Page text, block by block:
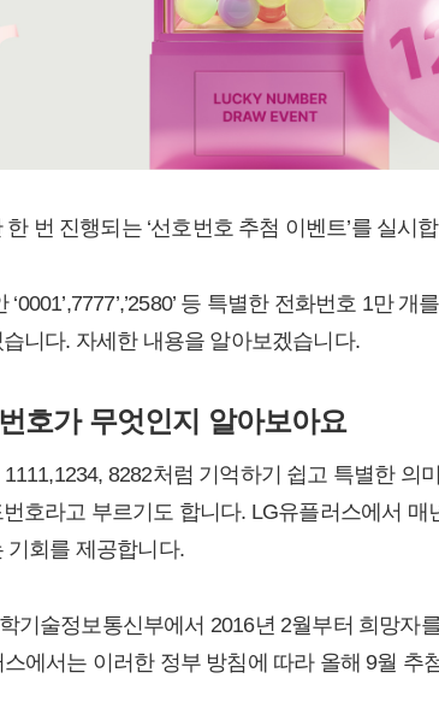
번 진행되는 ‘선호번호 추첨 이벤트’를 실시
등 특별한 전화번호 1만
니다. 자세한 내용을 알아보겠습니다.
호가 무엇인지 알아보아요
8282처럼 기억하기 쉽고 특별한 의
호라고 부르기도 합니다. LG유플러스에서 매
기회를 제공합니다.
기술정보통신부에서 2016년 2월부터 희망자
에서는 이러한 정부 방침에 따라 올해 9월 추